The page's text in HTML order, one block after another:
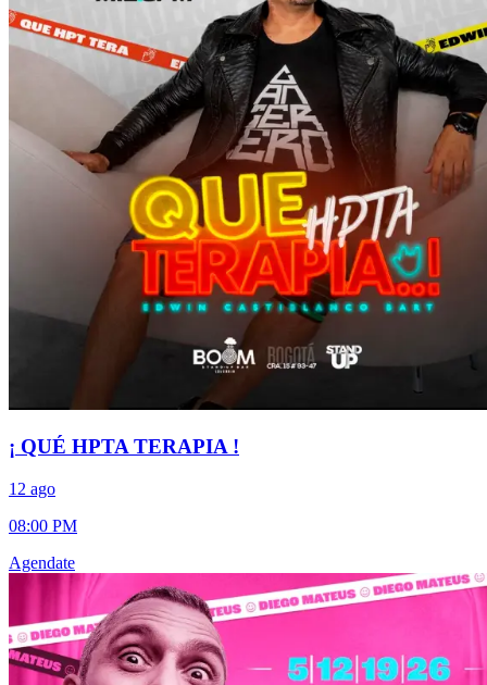
¡ QUÉ HPTA TERAPIA !
12 ago
08:00 PM
Agendate